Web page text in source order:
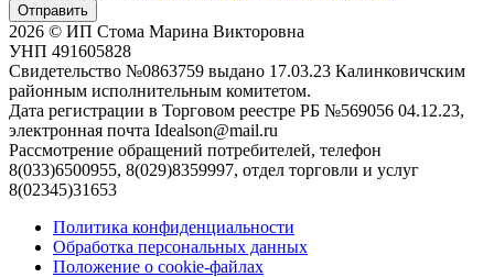
Отправить
2026 © ИП Стома Марина Викторовна
УНП 491605828
Свидетельство №0863759 выдано 17.03.23 Калинковичским
районным исполнительным комитетом.
Дата регистрации в Торговом реестре РБ №569056 04.12.23,
электронная почта Idealson@mail.ru
Рассмотрение обращений потребителей, телефон
8(033)6500955, 8(029)8359997, отдел торговли и услуг
8(02345)31653
Политика конфиденциальности
Обработка персональных данных
Положение о cookie-файлах